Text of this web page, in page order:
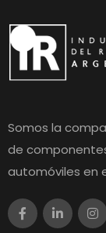
Somos la
de
automóviles en